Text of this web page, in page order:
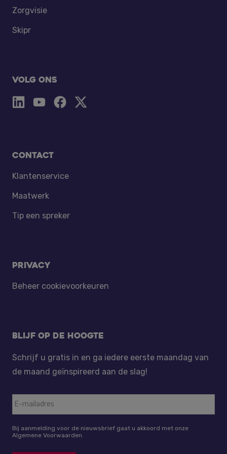
Zorgvisie
Skipr
Volg ons
Contact
Klantenservice
Maatwerk
Tip een spreker
Privacy
Beheer cookievoorkeuren
Blijf op de hoogte
Schrijf u gratis in en ga iedere eerste maandag van
de maand geïnspireerd aan de slag!
Bij aanmelding voor de nieuwsbrief gaat u akkoord met onze
Algemene Voorwaarden.